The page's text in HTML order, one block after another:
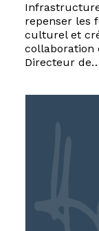
repenser les
culturel et
collaboration
Directeur